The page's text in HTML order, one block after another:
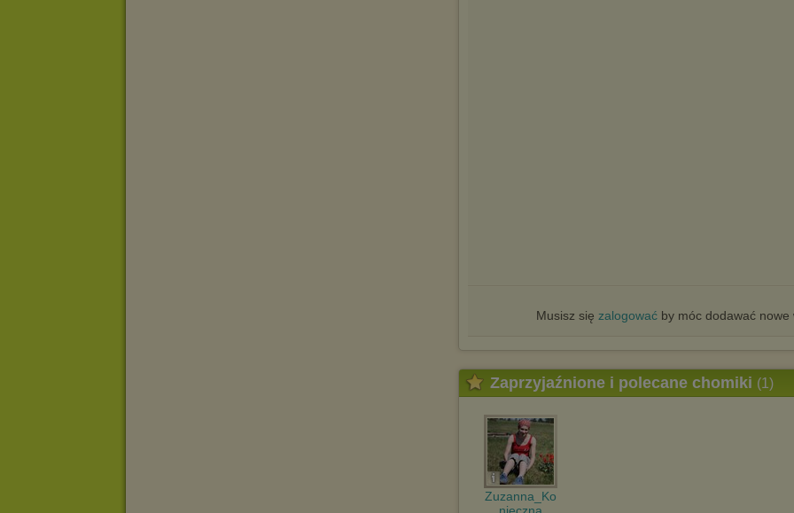
Musisz się zalogowaćby móc dodawać nowe
Zaprzyjaźnione i polecane chomiki (1)
Zuzanna_Ko
nieczna